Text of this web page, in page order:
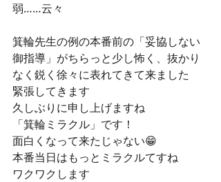
弱……云々
箕輪先生の例の本番前の「妥協しない
御指導」がちらっと少し怖く、抜かり
なく鋭く徐々に表れてきて来ました
緊張してきます
久しぶりに申し上げますね
「箕輪ミラクル」です！
面白くなって来たじゃない😁
本番当日はもっとミラクルてすね
ワクワクします